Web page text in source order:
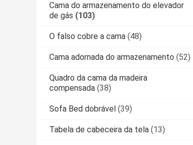
Cama do armazenamento do elevador
de gás (103)
O falso cobre a cama (48)
Cama adornada do armazenamento (52)
Quadro da cama da madeira
compensada (38)
Sofa Bed dobrável (39)
Tabela de cabeceira da tela (13)